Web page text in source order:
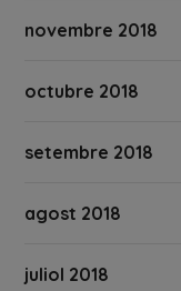
novembre 2018
octubre 2018
setembre 2018
agost 2018
juliol 2018